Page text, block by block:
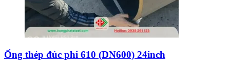
Ống thép đúc phi 610 (DN600) 24inch